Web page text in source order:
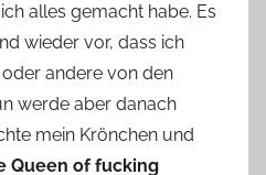
alles gemacht habe. Es
wieder vor, dass ich
andere von den
werde aber danach
mein Krönchen und
Queen of fucking